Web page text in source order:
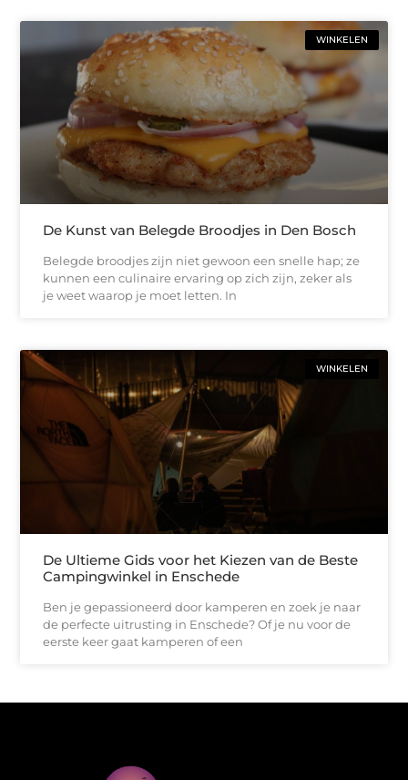
WINKELEN
De Kunst van Belegde Broodjes in Den Bosch
Belegde broodjes zijn niet gewoon een snelle hap; ze
kunnen een culinaire ervaring op zich zijn, zeker als
je weet waarop je moet letten. In
WINKELEN
De Ultieme Gids voor het Kiezen van de Beste
Campingwinkel in Enschede
Ben je gepassioneerd door kamperen en zoek je naar
de perfecte uitrusting in Enschede? Of je nu voor de
eerste keer gaat kamperen of een